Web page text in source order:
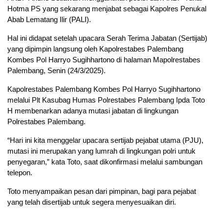
Hotma PS yang sekarang menjabat sebagai Kapolres Penukal
Abab Lematang Ilir (PALI).
Hal ini didapat setelah upacara Serah Terima Jabatan (Sertijab)
yang dipimpin langsung oleh Kapolrestabes Palembang
Kombes Pol Harryo Sugihhartono di halaman Mapolrestabes
Palembang, Senin (24/3/2025).
Kapolrestabes Palembang Kombes Pol Harryo Sugihhartono
melalui Plt Kasubag Humas Polrestabes Palembang Ipda Toto
H membenarkan adanya mutasi jabatan di lingkungan
Polrestabes Palembang.
“Hari ini kita menggelar upacara sertijab pejabat utama (PJU),
mutasi ini merupakan yang lumrah di lingkungan polri untuk
penyegaran,” kata Toto, saat dikonfirmasi melalui sambungan
telepon.
Toto menyampaikan pesan dari pimpinan, bagi para pejabat
yang telah disertijab untuk segera menyesuaikan diri.